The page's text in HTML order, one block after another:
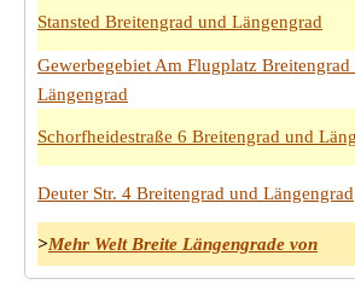
Stansted Breitengrad und Längengrad
Gewerbegebiet Am Flugplatz Breitengrad
Längengrad
Schorfheidestraße 6 Breitengrad und
Deuter Str. 4 Breitengrad und Längengrad
>Mehr Welt Breite Längengrade von